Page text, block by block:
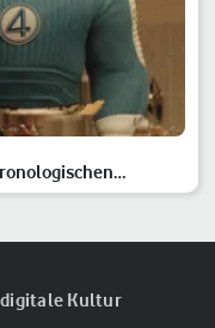
digitale Kultur